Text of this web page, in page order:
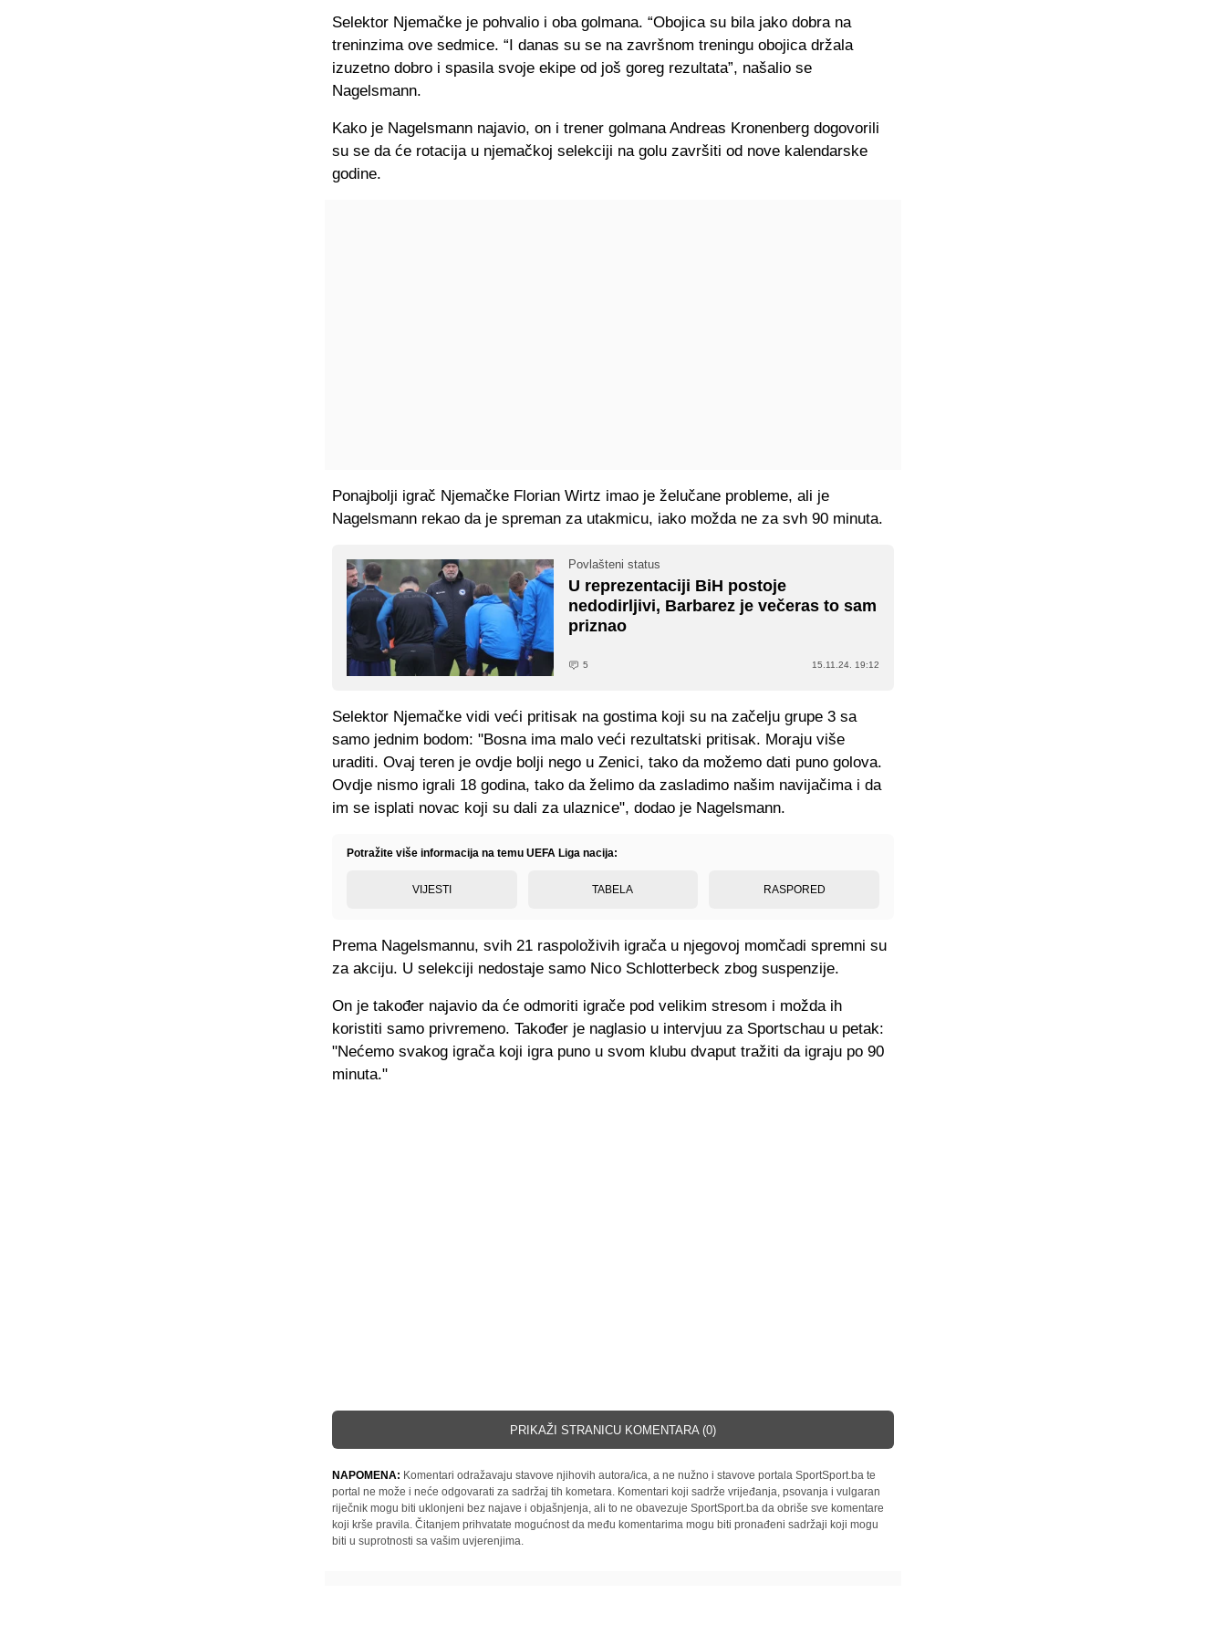
Selektor Njemačke je pohvalio i oba golmana. “Obojica su bila jako dobra na
treninzima ove sedmice. “I danas su se na završnom treningu obojica držala
izuzetno dobro i spasila svoje ekipe od još goreg rezultata”, našalio se
Nagelsmann.
Kako je Nagelsmann najavio, on i trener golmana Andreas Kronenberg dogovorili
su se da će rotacija u njemačkoj selekciji na golu završiti od nove kalendarske
godine.
Ponajbolji igrač Njemačke Florian Wirtz imao je želučane probleme, ali je
Nagelsmann rekao da je spreman za utakmicu, iako možda ne za svh 90 minuta.
Povlašteni status
U reprezentaciji BiH postoje
nedodirljivi, Barbarez je večeras to sam
priznao
5 15.11.24. 19:12
Selektor Njemačke vidi veći pritisak na gostima koji su na začelju grupe 3 sa
samo jednim bodom: "Bosna ima malo veći rezultatski pritisak. Moraju više
uraditi. Ovaj teren je ovdje bolji nego u Zenici, tako da možemo dati puno golova.
Ovdje nismo igrali 18 godina, tako da želimo da zasladimo našim navijačima i da
im se isplati novac koji su dali za ulaznice", dodao je Nagelsmann.
Potražite više informacija na temu UEFA Liga nacija:
VIJESTI TABELA RASPORED
Prema Nagelsmannu, svih 21 raspoloživih igrača u njegovoj momčadi spremni su
za akciju. U selekciji nedostaje samo Nico Schlotterbeck zbog suspenzije.
On je također najavio da će odmoriti igrače pod velikim stresom i možda ih
koristiti samo privremeno. Također je naglasio u intervjuu za Sportschau u petak:
"Nećemo svakog igrača koji igra puno u svom klubu dvaput tražiti da igraju po 90
minuta."
PRIKAŽI STRANICU KOMENTARA (0)
NAPOMENA: Komentari odražavaju stavove njihovih autora/ica, a ne nužno i stavove portala SportSport.ba te
portal ne može i neće odgovarati za sadržaj tih kometara. Komentari koji sadrže vrijeđanja, psovanja i vulgaran
riječnik mogu biti uklonjeni bez najave i objašnjenja, ali to ne obavezuje SportSport.ba da obriše sve komentare
koji krše pravila. Čitanjem prihvatate mogućnost da među komentarima mogu biti pronađeni sadržaji koji mogu
biti u suprotnosti sa vašim uvjerenjima.